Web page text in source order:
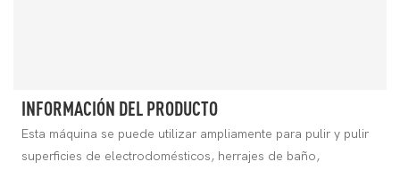
INFORMACIÓN DEL PRODUCTO
Esta máquina se puede utilizar ampliamente para pulir y pulir
superficies de electrodomésticos, herrajes de baño,